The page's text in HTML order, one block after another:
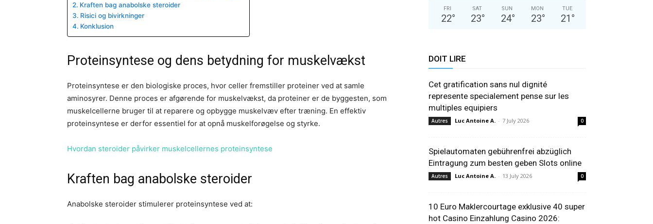
astuces
Kraften bag anabolske steroider
Risici og bivirkninger
Konklusion
Proteinsyntese og dens betydning for muskelvækst
Proteinsyntese er den biologiske proces, hvor celler fremstiller proteiner ved at samle
aminosyrer. Denne proces er afgørende for muskelvækst, da proteiner er de byggesten, som
muskelcellerne bruger til at reparere og opbygge muskelvæv efter træning. En effektiv
proteinsyntese er derfor essentiel for at opnå muskelforøgelse og styrke.
Hvordan steroider påvirker muskelcellernes proteinsyntese
Kraften bag anabolske steroider
Anabolske steroider stimulerer proteinsyntese ved at:
FRI
22°
SAT
23°
SUN
24°
MON
23°
TUE
21 °
DOIT LIRE
Cet gratification sans nul dignité
represente specialement pense sur les
multiples equipiers
Autres Luc Antoine A. - 7 July 2026 0
Spielautomaten gebührenfrei abzüglich
Eintragung zum besten geben Slots online
Autres Luc Antoine A. - 13 July 2026 0
10 Euro Maklercourtage exklusive 40 super
hot Casino Einzahlung Casino 2026: